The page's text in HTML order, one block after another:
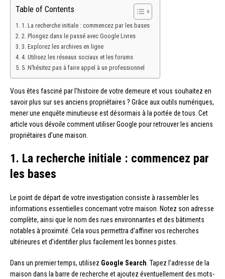
Table of Contents
1. La recherche initiale : commencez par les bases
2. Plongez dans le passé avec Google Livres
3. Explorez les archives en ligne
4. Utilisez les réseaux sociaux et les forums
5. N’hésitez pas à faire appel à un professionnel
Vous êtes fasciné par l’histoire de votre demeure et vous souhaitez en
savoir plus sur ses anciens propriétaires ? Grâce aux outils numériques,
mener une enquête minutieuse est désormais à la portée de tous. Cet
article vous dévoile comment utiliser Google pour retrouver les anciens
propriétaires d’une maison.
1. La recherche initiale : commencez par
les bases
Le point de départ de votre investigation consiste à rassembler les
informations essentielles concernant votre maison. Notez son adresse
complète, ainsi que le nom des rues environnantes et des bâtiments
notables à proximité. Cela vous permettra d’affiner vos recherches
ultérieures et d’identifier plus facilement les bonnes pistes.
Dans un premier temps, utilisez Google Search . Tapez l’adresse de la
maison dans la barre de recherche et ajoutez éventuellement des mots-